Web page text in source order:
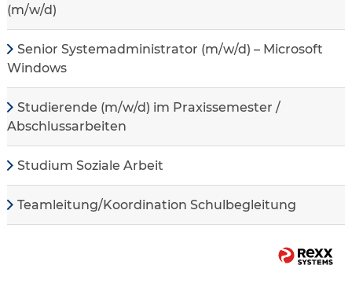
(m/w/d)
Senior Systemadministrator (m/w/d) – Microsoft
Windows
Studierende (m/w/d) im Praxissemester /
Abschlussarbeiten
Studium Soziale Arbeit
Teamleitung/Koordination Schulbegleitung